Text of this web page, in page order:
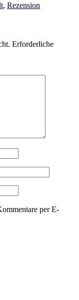
, Rezension
Erforderliche
per E-